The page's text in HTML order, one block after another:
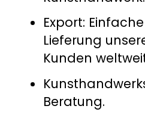
Export:
Lieferung
Kunden
Beratung.